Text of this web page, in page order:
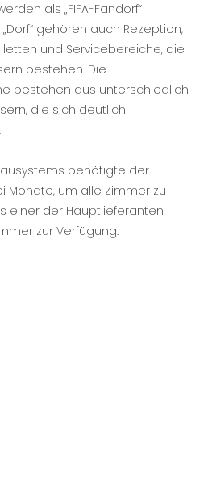
als „FIFA-Fandorf“
gehören auch Rezeption,
und Servicebereiche, die
bestehen. Die
bestehen aus unterschiedlich
die sich deutlich
benötigte der
Monate, um alle Zimmer zu
einer der Hauptlieferanten
zur Verfügung.